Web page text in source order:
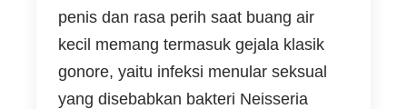
penis dan rasa perih saat buang air
kecil memang termasuk gejala klasik
gonore, yaitu infeksi menular seksual
yang disebabkan bakteri Neisseria